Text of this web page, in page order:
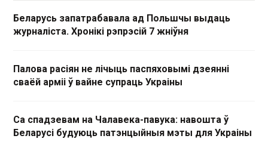
Беларусь запатрабавала ад Польшчы выдаць
журналіста. Хронікі рэпрэсій 7 жніўня
Палова расіян не лічыць паспяховымі дзеянні
сваёй арміі ў вайне супраць Украіны
Са спадзевам на Чалавека-павука: навошта ў
Беларусі будуюць патэнцыйныя мэты для Украіны